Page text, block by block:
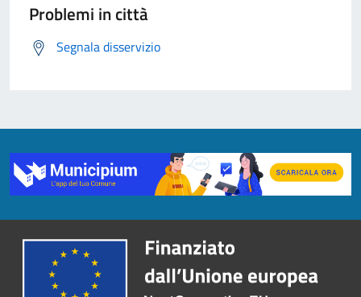
Problemi in città
Segnala disservizio